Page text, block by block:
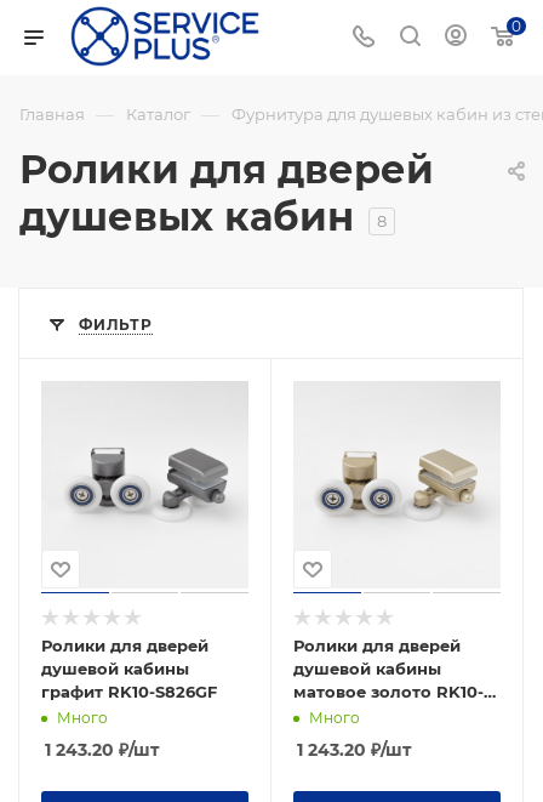
0
Главная — Каталог — Фурнитура для душевых кабин из
Ролики для дверей
душевых кабин
8
ФИЛЬТР
Ролики для дверей
душевой кабины
графит RK10-S826GF
Много
1 243.20 ₽/шт
Ролики для дверей
душевой кабины
матовое золото RK10-
S826GDM
Много
1 243.20 ₽/шт